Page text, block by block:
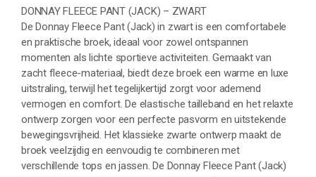
€36.95.€33.95.
DONNAY FLEECE PANT (JACK) – ZWART
De Donnay Fleece Pant (Jack) in zwart is een comfortabele
en praktische broek, ideaal voor zowel ontspannen
momenten als lichte sportieve activiteiten. Gemaakt van
zacht fleece-materiaal, biedt deze broek een warme en luxe
uitstraling, terwijl het tegelijkertijd zorgt voor ademend
vermogen en comfort. De elastische tailleband en het relaxte
ontwerp zorgen voor een perfecte pasvorm en uitstekende
bewegingsvrijheid. Het klassieke zwarte ontwerp maakt de
broek veelzijdig en eenvoudig te combineren met
verschillende tops en jassen. De Donnay Fleece Pant (Jack)